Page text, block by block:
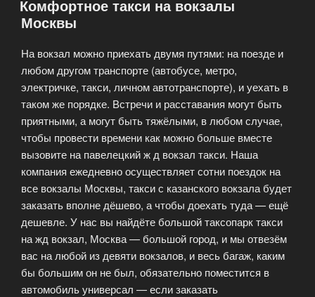
Комфортное такси на вокзалы
Москвы
На вокзал можно приехать двумя путями: на поезде и
любом другом транспорте (автобусе, метро,
электричке, такси, личном автотранспорте), и уехать в
таком же порядке. Встречи и расставания могут быть
приятными, а могут быть тяжёлыми, в любом случае,
чтобы провести времени как можно больше вместе
вызовите на павелецкий ж д вокзал такси. Наша
компания ежедневно осуществляет сотни поездок на
все вокзалы Москвы, такси с казанского вокзала будет
заказать вполне дёшево, а чтобы доехать туда — ещё
дешевле. У нас вы найдёте большой таксопарк такси
на жд вокзал, Москва — большой город, и мы отвезём
вас на любой из девяти вокзалов, и весь багаж, каким
бы большим он не был, обязательно поместится в
автомобиль универсал — если заказать